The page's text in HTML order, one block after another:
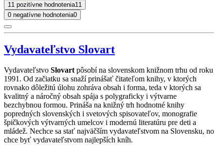
11 pozitívne hodnotenia11
0 negatívne hodnotenia0
Vydavateľstvo Slovart
Vydavateľstvo Slovart pôsobí na slovenskom knižnom trhu od roku
1991. Od začiatku sa snaží prinášať čitateľom knihy, v ktorých
rovnako dôležitú úlohu zohráva obsah i forma, teda v ktorých sa
kvalitný a náročný obsah spája s polygraficky i výtvarne
bezchybnou formou. Prináša na knižný trh hodnotné knihy
popredných slovenských i svetových spisovateľov, monografie
špičkových výtvarných umelcov i modernú literatúru pre deti a
mládež. Nechce sa stať najväčším vydavateľstvom na Slovensku, no
chce byť vydavateľstvom najlepších kníh.